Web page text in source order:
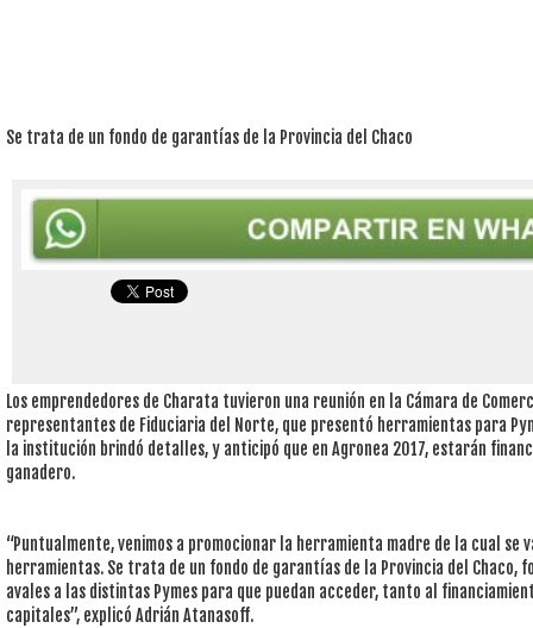
Se trata de un fondo de garantías de la Provincia del Chaco
Los emprendedores de Charata tuvieron una reunión en la Cámara de
representantes de Fiduciaria del Norte, que presentó herramientas para
la institución brindó detalles, y anticipó que en Agronea 2017, estarán
ganadero.
“Puntualmente, venimos a promocionar la herramienta madre de la cual se
herramientas. Se trata de un fondo de garantías de la Provincia del Chaco,
avales a las distintas Pymes para que puedan acceder, tanto al
capitales”, explicó Adrián Atanasoff.